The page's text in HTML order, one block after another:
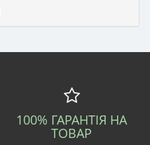
100% ГАРАНТІЯ НА
ТОВАР